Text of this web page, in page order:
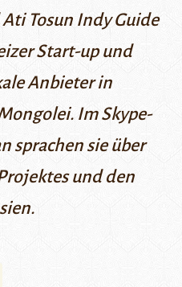
Tosun Indy Guide
Start-up und
Anbieter in
Im Skype-
sprachen sie über
und den